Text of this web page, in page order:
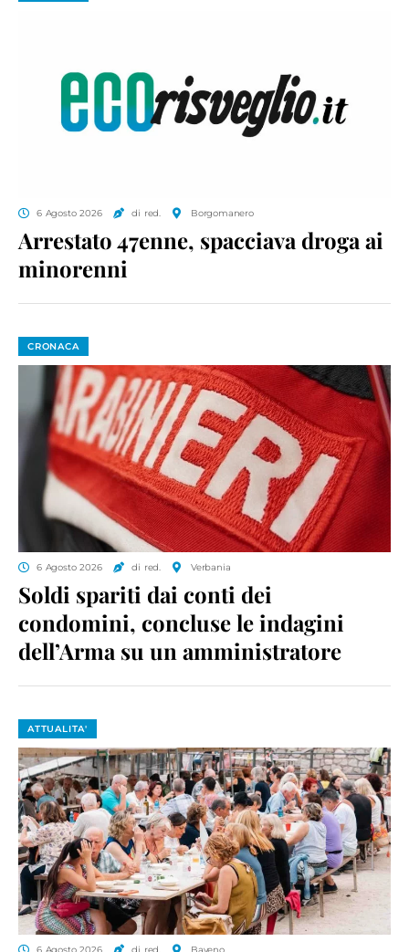
6 Agosto 2026 di red. Borgomanero
Arrestato 47enne, spacciava droga ai
minorenni
CRONACA
6 Agosto 2026 di red. Verbania
Soldi spariti dai conti dei
condomini, concluse le indagini
dell’Arma su un amministratore
ATTUALITA'